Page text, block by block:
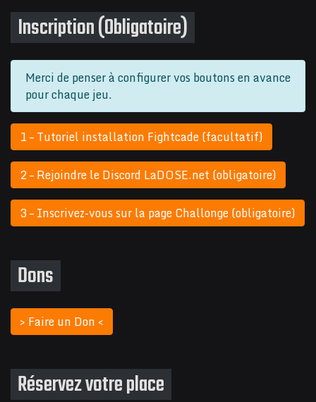
Inscription (Obligatoire)
Merci de penser à configurer vos boutons en avance
pour chaque jeu.
1 – Tutoriel installation Fightcade (facultatif)
2 – Rejoindre le Discord LaDOSE.net (obligatoire)
3 – Inscrivez-vous sur la page Challonge (obligatoire)
Dons
> Faire un Don <
Réservez votre place